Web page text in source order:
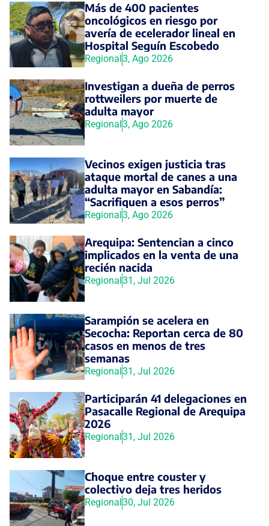
Más de 400 pacientes
oncológicos en riesgo por
avería de ecelerador lineal en
Hospital Seguín Escobedo
Regional3, Ago 2026
Investigan a dueña de perros
rottweilers por muerte de
adulta mayor
Regional3, Ago 2026
Vecinos exigen justicia tras
ataque mortal de canes a una
adulta mayor en Sabandía:
“Sacrifiquen a esos perros”
Regional3, Ago 2026
Arequipa: Sentencian a cinco
implicados en la venta de una
recién nacida
Regional31, Jul 2026
Sarampión se acelera en
Secocha: Reportan cerca de 80
casos en menos de tres
semanas
Regional31, Jul 2026
Participarán 41 delegaciones en
Pasacalle Regional de Arequipa
2026
Regional31, Jul 2026
Choque entre couster y
colectivo deja tres heridos
Regional30, Jul 2026